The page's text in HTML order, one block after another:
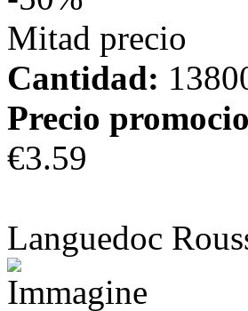
Mitad precio
Cantidad:
Precio
€3.59
Languedoc